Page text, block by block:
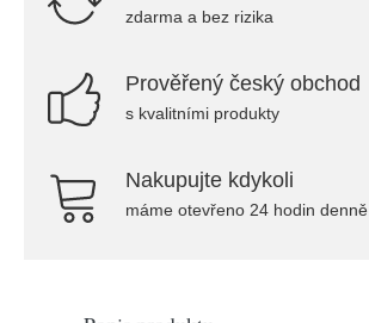
zdarma a bez rizika
Prověřený český obchod
s kvalitními produkty
Nakupujte kdykoli
máme otevřeno 24 hodin denně